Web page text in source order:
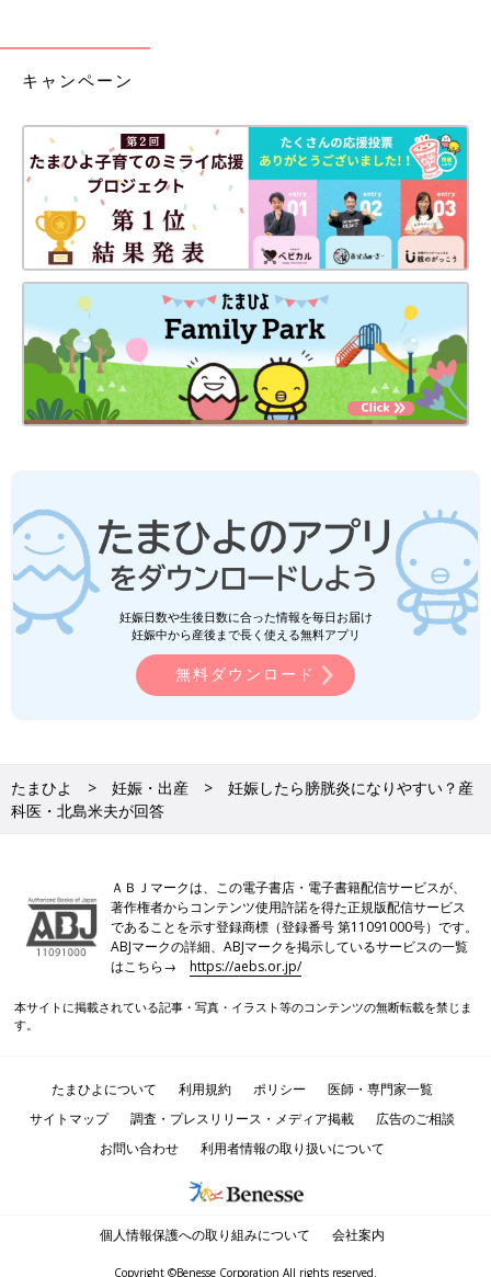
キャンペーン
妊娠日数や生後日数に合った情報を毎日お届け
妊娠中から産後まで長く使える無料アプリ
無料ダウンロード
たまひよ 妊娠・出産
妊娠したら膀胱炎になりやすい？産
科医・北島米夫が回答
ＡＢＪマークは、この電子書店・電子書籍配信サービスが、
著作権者からコンテンツ使用許諾を得た正規版配信サービス
であることを示す登録商標（登録番号 第11091000号）です。
ABJマークの詳細、ABJマークを掲示しているサービスの一覧
はこちら→https://aebs.or.jp/
本サイトに掲載されている記事・写真・イラスト等のコンテンツの無断転載を禁じま
す。
たまひよについて 利用規約 ポリシー
医師・専門家一覧
サイトマップ
調査・プレスリリース・メディア掲載
広告のご相談
お問い合わせ
利用者情報の取り扱いについて
個人情報保護への取り組みについて 会社案内
Copyright ©Benesse Corporation All rights reserved.